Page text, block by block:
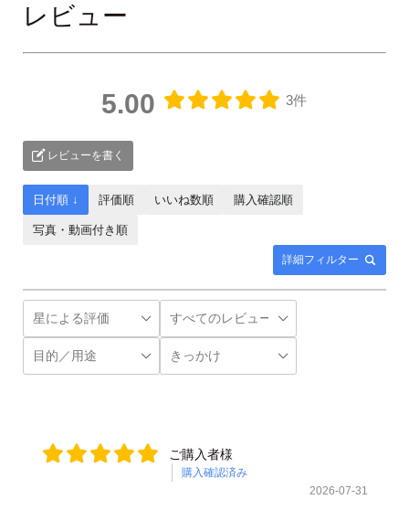
レビュー
5.00 3件
レビューを書く
詳細フィルター
日付順 ↓ 評価順 いいね数順 購入確認順
写真・動画付き順
ご購入者様
購入確認済み
2026-07-31